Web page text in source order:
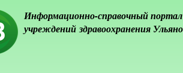
Информационно-справочный портал
учреждений здравоохранения